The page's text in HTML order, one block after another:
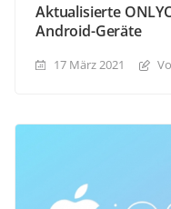
Aktualisierte
Android-Geräte
17 März 2021